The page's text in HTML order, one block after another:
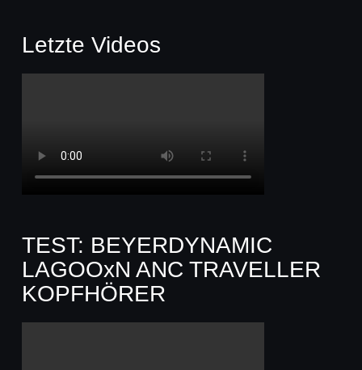
Letzte Videos
TEST: BEYERDYNAMIC
LAGOOxN ANC TRAVELLER
KOPFHÖRER